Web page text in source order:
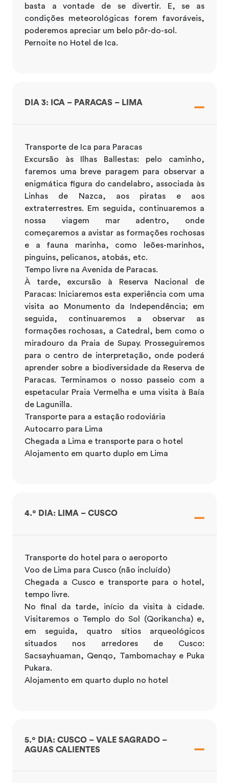
basta a vontade de se divertir. E, se as
condições meteorológicas forem favoráveis,
poderemos apreciar um belo pôr-do-sol.
Pernoite no Hotel de Ica.
DIA 3: ICA – PARACAS – LIMA
Transporte de Ica para Paracas
Excursão às Ilhas Ballestas: pelo caminho,
faremos uma breve paragem para observar a
enigmática figura do candelabro, associada às
Linhas de Nazca, aos piratas e aos
extraterrestres. Em seguida, continuaremos a
nossa viagem mar adentro, onde
começaremos a avistar as formações rochosas
e a fauna marinha, como leões-marinhos,
pinguins, pelicanos, atobás, etc.
Tempo livre na Avenida de Paracas.
À tarde, excursão à Reserva Nacional de
Paracas: Iniciaremos esta experiência com uma
visita ao Monumento da Independência; em
seguida, continuaremos a observar as
formações rochosas, a Catedral, bem como o
miradouro da Praia de Supay. Prosseguiremos
para o centro de interpretação, onde poderá
aprender sobre a biodiversidade da Reserva de
Paracas. Terminamos o nosso passeio com a
espetacular Praia Vermelha e uma visita à Baía
de Lagunilla.
Transporte para a estação rodoviária
Autocarro para Lima
Chegada a Lima e transporte para o hotel
Alojamento em quarto duplo em Lima
4.º DIA: LIMA – CUSCO
Transporte do hotel para o aeroporto
Voo de Lima para Cusco (não incluído)
Chegada a Cusco e transporte para o hotel,
tempo livre.
No final da tarde, início da visita à cidade.
Visitaremos o Templo do Sol (Qorikancha) e,
em seguida, quatro sítios arqueológicos
situados nos arredores de Cusco:
Sacsayhuaman, Qenqo, Tambomachay e Puka
Pukara.
Alojamento em quarto duplo no hotel
5.º DIA: CUSCO – VALE SAGRADO –
AGUAS CALIENTES